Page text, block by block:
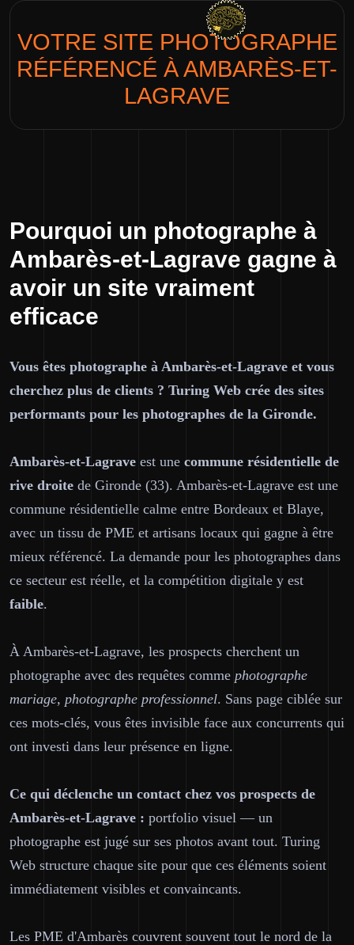
VOTRE SITE PHOTOGRAPHE
RÉFÉRENCÉ À AMBARÈS-ET-
LAGRAVE
Pourquoi un photographe à
Ambarès-et-Lagrave gagne à
avoir un site vraiment
efficace
Vous êtes photographe à Ambarès-et-Lagrave et vous
cherchez plus de clients ? Turing Web crée des sites
performants pour les photographes de la Gironde.
Ambarès-et-Lagrave est une commune résidentielle de
rive droite de Gironde (33). Ambarès-et-Lagrave est une
commune résidentielle calme entre Bordeaux et Blaye,
avec un tissu de PME et artisans locaux qui gagne à être
mieux référencé. La demande pour les photographes dans
ce secteur est réelle, et la compétition digitale y est
faible.
À Ambarès-et-Lagrave, les prospects cherchent un
photographe avec des requêtes comme photographe
mariage, photographe professionnel. Sans page ciblée sur
ces mots-clés, vous êtes invisible face aux concurrents qui
ont investi dans leur présence en ligne.
Ce qui déclenche un contact chez vos prospects de
Ambarès-et-Lagrave : portfolio visuel — un
photographe est jugé sur ses photos avant tout. Turing
Web structure chaque site pour que ces éléments soient
immédiatement visibles et convaincants.
Les PME d'Ambarès couvrent souvent tout le nord de la